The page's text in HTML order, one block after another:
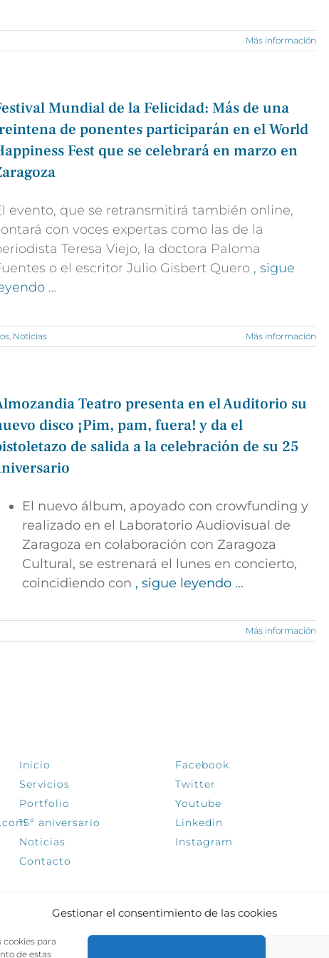
Gestionar el consentimiento de las cookies
cookies para
de estas
Más información
Mundial de la Felicidad: Más de una
de ponentes participarán en el World
Fest que se celebrará en marzo en
evento, que se retransmitirá también online,
con voces expertas como las de la
Teresa Viejo, la doctora Paloma
o el escritor Julio Gisbert Quero , sigue
…
, Noticias Más información
Teatro presenta en el Auditorio su
disco ¡Pim, pam, fuera! y da el
de salida a la celebración de su 25
El nuevo álbum, apoyado con crowfunding y
realizado en el Laboratorio Audiovisual de
Zaragoza en colaboración con Zaragoza
Cultural, se estrenará el lunes en concierto,
coincidiendo con , sigue leyendo …
Más información
Inicio
Servicios
Portfolio
15º aniversario
Noticias
Contacto
Facebook
Twitter
Youtube
Linkedin
Instagram